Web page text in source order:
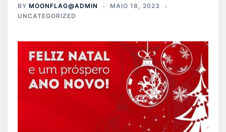
BY MOONFLAG@ADMIN
MAIO 18, 2023
UNCATEGORIZED